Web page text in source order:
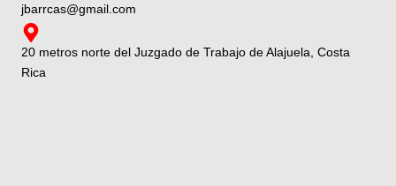
jbarrcas@gmail.com
20 metros norte del Juzgado de Trabajo de Alajuela, Costa
Rica